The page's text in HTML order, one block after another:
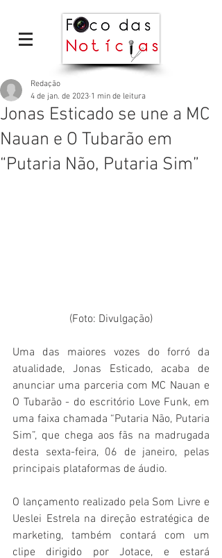
Jonas Esticado se une a MC
Nauan e O Tubarão em
“Putaria Não, Putaria Sim”
Redação
4 de jan. de 2023 1 min de leitura
(Foto: Divulgação)
Uma das maiores vozes do forró da
atualidade, Jonas Esticado, acaba de
anunciar uma parceria com MC Nauan e
O Tubarão - do escritório Love Funk, em
uma faixa chamada “Putaria Não, Putaria
Sim”, que chega aos fãs na madrugada
desta sexta-feira, 06 de janeiro, pelas
principais plataformas de áudio.
O lançamento realizado pela Som Livre e
Ueslei Estrela na direção estratégica de
marketing, também contará com um
clipe dirigido por Jotace, e estará